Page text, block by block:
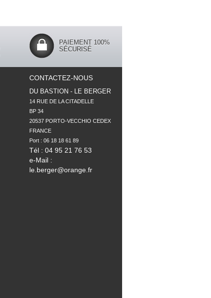
PAIEMENT 100%
SÉCURISÉ
CONTACTEZ-NOUS
DU BASTION - LE BERGER
14 RUE DE LA CITADELLE
BP 34
20537 PORTO-VECCHIO CEDEX
FRANCE
Tél : 04 95 21 76 53
e-Mail :
le.berger@orange.fr